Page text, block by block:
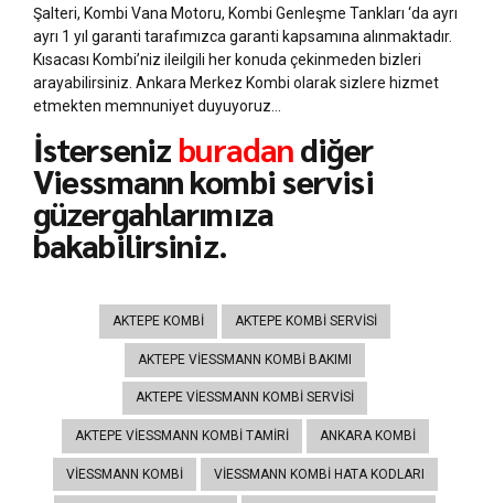
Şalteri, Kombi Vana Motoru, Kombi Genleşme Tankları ‘da ayrı
ayrı 1 yıl garanti tarafımızca garanti kapsamına alınmaktadır.
Kısacası Kombi’niz ileilgili her konuda çekinmeden bizleri
arayabilirsiniz. Ankara Merkez Kombi olarak sizlere hizmet
etmekten memnuniyet duyuyoruz…
İsterseniz buradandiğer
Viessmann kombi servisi
güzergahlarımıza
bakabilirsiniz.
AKTEPE KOMBI AKTEPE KOMBI SERVISI
AKTEPE VIESSMANN KOMBI BAKIMI
AKTEPE VIESSMANN KOMBI SERVISI
AKTEPE VIESSMANN KOMBI TAMIRI ANKARA KOMBI
VIESSMANN KOMBI VIESSMANN KOMBI HATA KODLARI